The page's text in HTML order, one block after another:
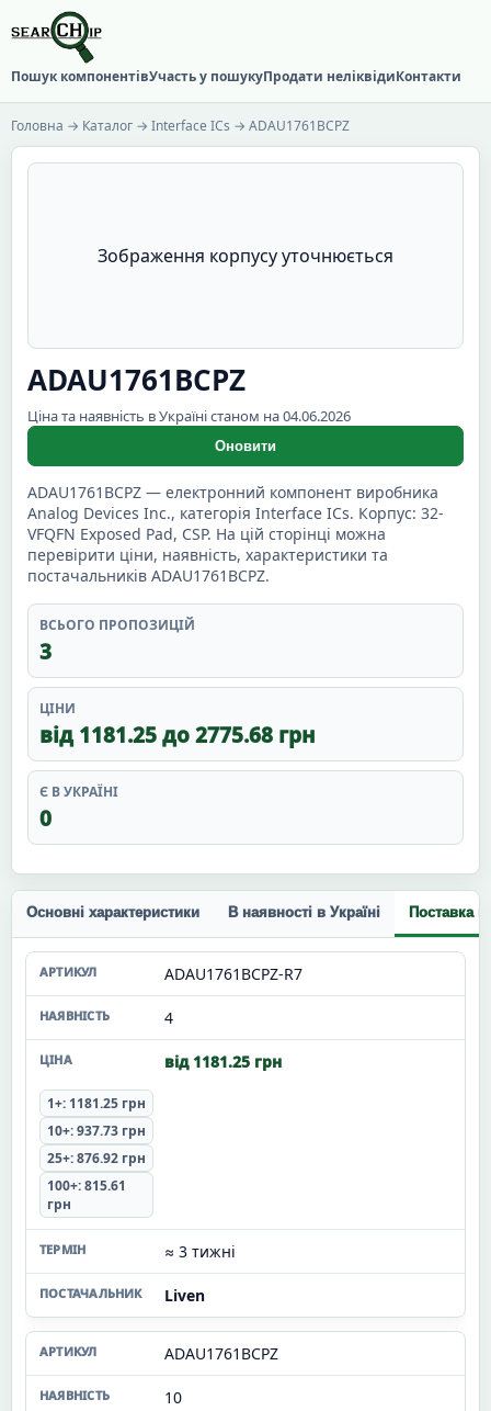
Пошук компонентівУчасть у пошукуПродати неліквідиКонтакти
Головна → Каталог → Interface ICs → ADAU1761BCPZ
Зображення корпусу уточнюється
ADAU1761BCPZ
Ціна та наявність в Україні станом на 04.06.2026
Оновити
ADAU1761BCPZ — електронний компонент виробника
Analog Devices Inc., категорія Interface ICs. Корпус: 32-
VFQFN Exposed Pad, CSP. На цій сторінці можна
перевірити ціни, наявність, характеристики та
постачальників ADAU1761BCPZ.
ВСЬОГО ПРОПОЗИЦІЙ
3
ЦІНИ
від 1181.25 до 2775.68 грн
Є В УКРАЇНІ
0
Основні характеристики В наявності в Україні Поставка
ADAU1761BCPZ-R7
4
від 1181.25 грн
1+: 1181.25 грн
10+: 937.73 грн
25+: 876.92 грн
100+: 815.61
грн
≈ 3 тижні
Liven
ADAU1761BCPZ
10